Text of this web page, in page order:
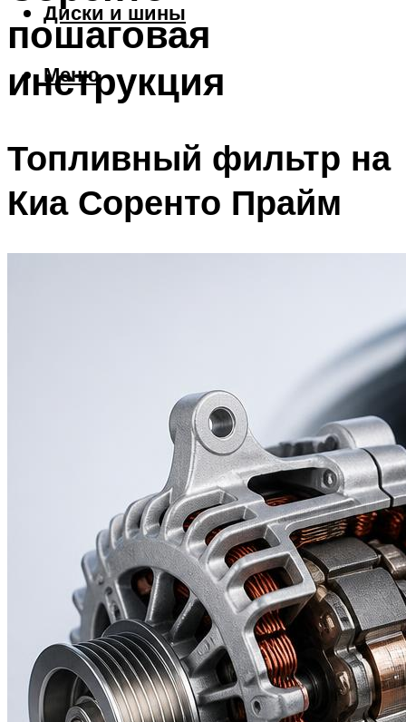
Диски и шины
Меню
пошаговая
инструкция
Топливный фильтр на
Киа Соренто Прайм